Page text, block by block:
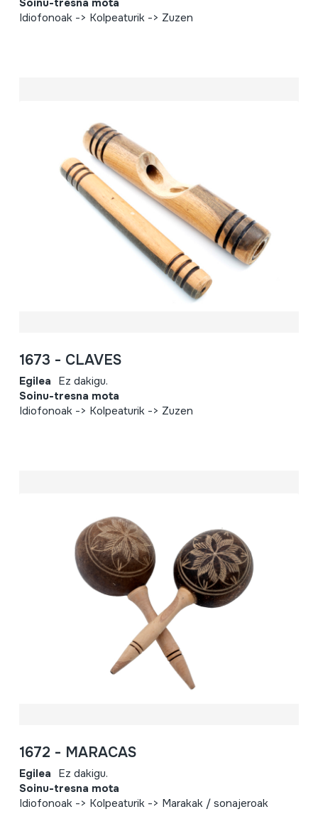
Soinu-tresna mota
Idiofonoak -> Kolpeaturik -> Zuzen
1673 - CLAVES
Egilea Ez dakigu.
Soinu-tresna mota
Idiofonoak -> Kolpeaturik -> Zuzen
1672 - MARACAS
Egilea Ez dakigu.
Soinu-tresna mota
Idiofonoak -> Kolpeaturik -> Marakak / sonajeroak